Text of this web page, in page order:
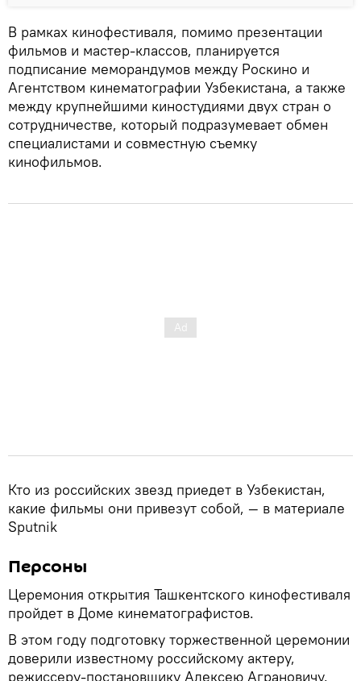
В рамках кинофестиваля, помимо презентации
фильмов и мастер-классов, планируется
подписание меморандумов между Роскино и
Агентством кинематографии Узбекистана, а также
между крупнейшими киностудиями двух стран о
сотрудничестве, который подразумевает обмен
специалистами и совместную съемку
кинофильмов.
Кто из российских звезд приедет в Узбекистан,
какие фильмы они привезут собой, — в материале
Sputnik
Персоны
Церемония открытия Ташкентского кинофестиваля
пройдет в Доме кинематографистов.
В этом году подготовку торжественной церемонии
доверили известному российскому актеру,
режиссеру-постановщику Алексею Аграновичу.